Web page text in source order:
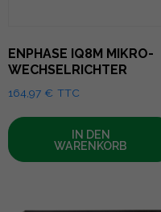
ENPHASE IQ8M MIKRO-
WECHSELRICHTER
164,97 € TTC
IN DEN
WARENKORB